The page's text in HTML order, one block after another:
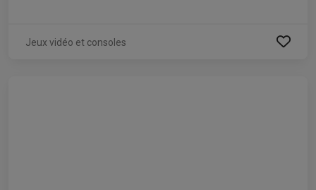
Jeux vidéo et consoles